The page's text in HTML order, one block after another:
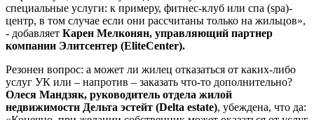
специальные услуги: к примеру, фитнес-клуб или спа (spa)-
центр, в том случае если они рассчитаны только на жильцов»,
- добавляет Карен Мелконян, управляющий партнер
компании Элитсентер (EliteCenter).
Резонен вопрос: а может ли жилец отказаться от каких-либо
услуг УК или – напротив – заказать что-то дополнительно?
Олеся Мандзяк, руководитель отдела жилой
недвижимости Дельта эстейт (Delta estate), убеждена, что да: